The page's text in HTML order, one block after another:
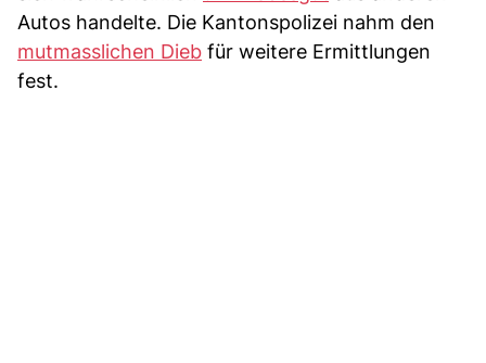
Autos handelte. Die Kantonspolizei nahm den
mutmasslichen Dieb für weitere Ermittlungen
fest.